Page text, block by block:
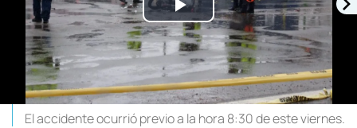
Play
Video
El accidente ocurrió previo a la hora 8:30 de este viernes.